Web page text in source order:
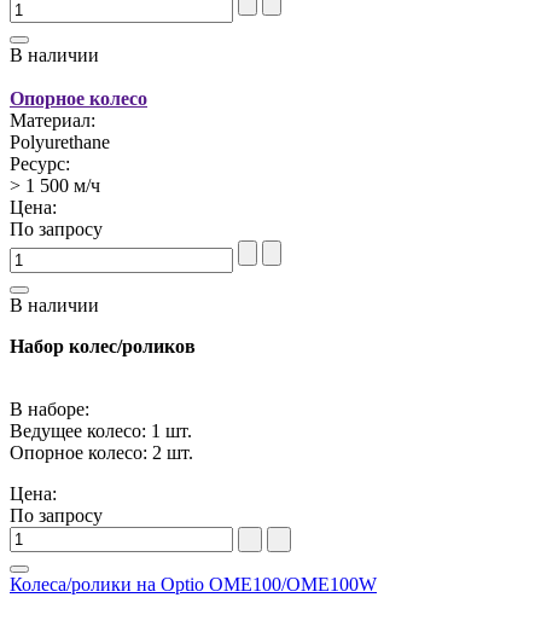
В наличии
Опорное колесо
Материал:
Polyurethane
Ресурс:
> 1 500 м/ч
Цена:
По запросу
В наличии
Набор колес/роликов
В наборе:
Ведущее колесо: 1 шт.
Опорное колесо: 2 шт.
Цена:
По запросу
Колеса/ролики на Optio OME100/OME100W